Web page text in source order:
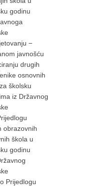
godinu
−
javnošću
drugih
osnovnih
školsku
iz Državnog
obrazovnih
škola u
godinu
Prijedlogu